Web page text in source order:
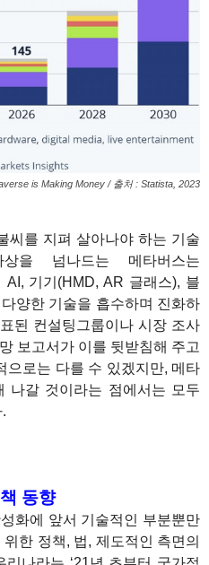
is Making Money / 출처 : Statista, 2023
씨를 지펴 살아나야 하는 기술
을 넘나드는 메타버스는
기기(HMD, AR 글래스), 블
양한 기술을 흡수하며 진화하
된 컨설팅그룹이나 시장 조사
보고서가 이를 뒷받침해 주고
으로는 다를 수 있겠지만, 메타
나갈 것이라는 점에서는 모두
동향
화에 앞서 기술적인 부분뿐만
한 정책, 법, 제도적인 측면의